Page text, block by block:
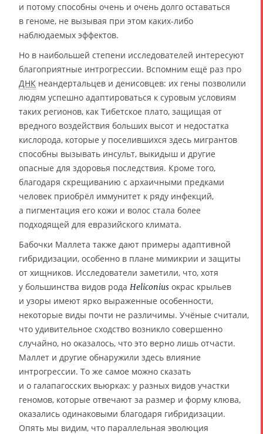
и потому способны очень и очень долго оставаться
в геноме, не вызывая при этом каких-либо
наблюдаемых эффектов.
Но в наибольшей степени исследователей интересуют
благоприятные интрогрессии. Вспомним ещё раз про
ДНК неандертальцев и денисовцев: их гены позволили
людям успешно адаптироваться к суровым условиям
таких регионов, как Тибетское плато, защищая от
вредного воздействия больших высот и недостатка
кислорода, которые у поселившихся здесь мигрантов
способны вызывать инсульт, выкидыш и другие
опасные для здоровья последствия. Кроме того,
благодаря скрещиванию с архаичными предками
человек приобрёл иммунитет к ряду инфекций,
а пигментация его кожи и волос стала более
подходящей для евразийского климата.
Бабочки Маллета также дают примеры адаптивной
гибридизации, особенно в плане мимикрии и защиты
от хищников. Исследователи заметили, что, хотя
у большинства видов рода Heliconius окрас крыльев
и узоры имеют ярко выраженные особенности,
некоторые виды почти не различимы. Учёные считали,
что удивительное сходство возникло совершенно
случайно, но оказалось, что это верно лишь отчасти.
Маллет и другие обнаружили здесь влияние
интрогрессии. То же самое можно сказать
и о галапагосских вьюрках: у разных видов участки
геномов, которые отвечают за размер и форму клюва,
оказались одинаковыми благодаря гибридизации.
Опять мы видим, что параллельная эволюция